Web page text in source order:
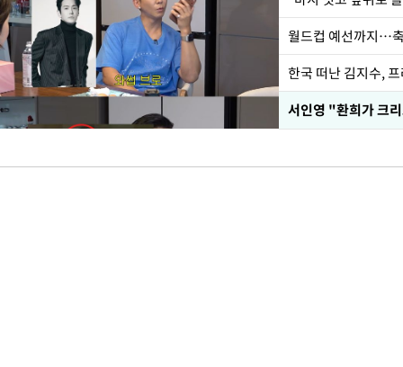
월드컵 예선까지…
한국 떠난 김지수,
서인영 "환희가 크